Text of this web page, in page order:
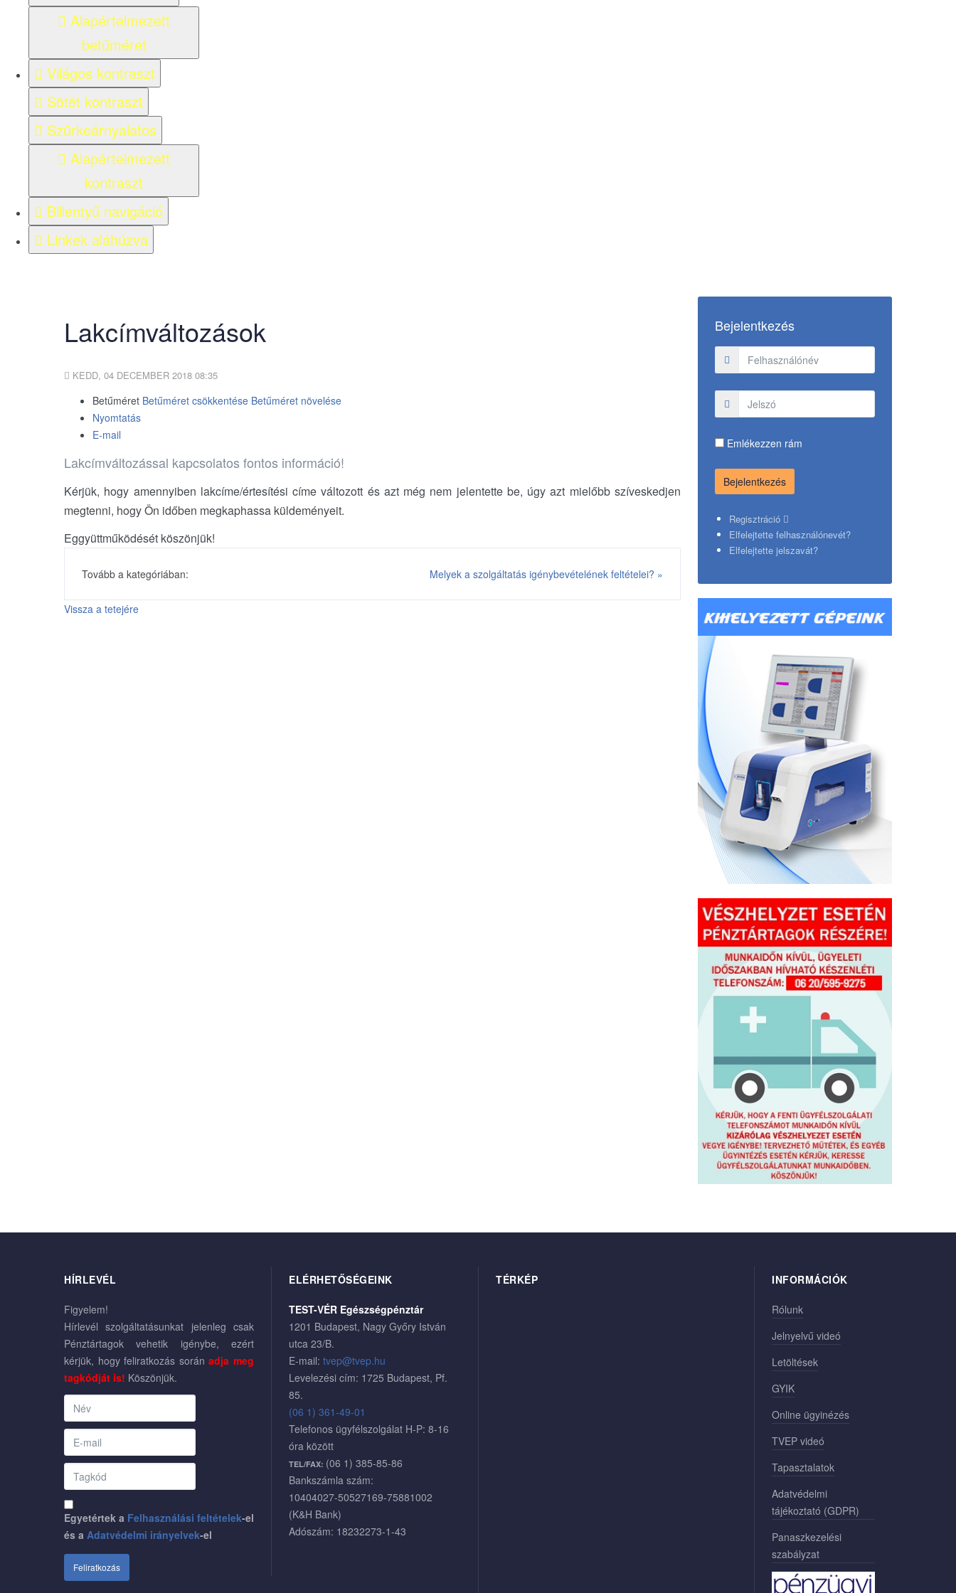
Alapértelmezett
betűméret
Világos kontraszt
Sötét kontraszt
Szürkeárnyalatos
Alapértelmezett
kontraszt
Billentyű navigáció
Linkek aláhúzva
Lakcímváltozások
KEDD, 04 DECEMBER 2018 08:35
Betűméret Betűméret csökkentése Betűméret növelése
Nyomtatás
E-mail
Lakcímváltozással kapcsolatos fontos információ!
Kérjük, hogy amennyiben lakcíme/értesítési címe változott és azt még nem jelentette be, úgy azt mielőbb szíveskedjen
megtenni, hogy Ön időben megkaphassa küldeményeit.
Eggyüttműködését köszönjük!
Tovább a kategóriában: Melyek a szolgáltatás igénybevételének feltételei? »
Vissza a tetejére
Bejelentkezés
Emlékezzen rám
Regisztráció
Elfelejtette felhasználónevét?
Elfelejtette jelszavát?
HÍRLEVÉL
Figyelem!
Hírlevél szolgáltatásunkat jelenleg csak
Pénztártagok vehetik igénybe, ezért
kérjük, hogy feliratkozás során adja meg
tagkódját is! Köszönjük.
Egyetértek a Felhasználási feltételek-el
és a Adatvédelmi irányelvek-el
ELÉRHETŐSÉGEINK
TEST-VÉR Egészségpénztár
1201 Budapest, Nagy Győry István
utca 23/B.
E-mail: tvep@tvep.hu
Levelezési cím: 1725 Budapest, Pf.
85.
(06 1) 361-49-01
Telefonos ügyfélszolgálat H-P: 8-16
óra között
TEL/FAX: (06 1) 385-85-86
Bankszámla szám:
10404027-50527169-75881002
(K&H Bank)
Adószám: 18232273-1-43
TÉRKÉP INFORMÁCIÓK
Rólunk
Jelnyelvű videó
Letöltések
GYIK
Online ügyinézés
TVEP videó
Tapasztalatok
Adatvédelmi
tájékoztató (GDPR)
Panaszkezelési
szabályzat